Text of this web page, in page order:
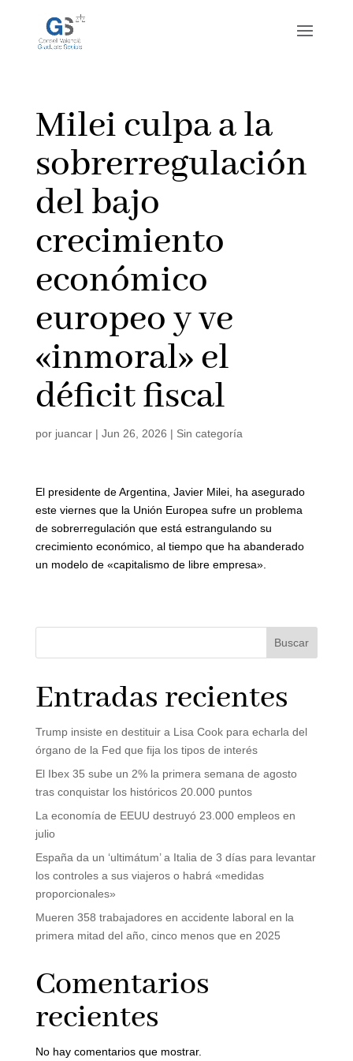
Milei culpa a la
sobrerregulación
del bajo
crecimiento
económico
europeo y ve
«inmoral» el
déficit fiscal
por juancar| Jun 26, 2026 | Sin categoría
El presidente de Argentina, Javier Milei, ha asegurado
este viernes que la Unión Europea sufre un problema
de sobrerregulación que está estrangulando su
crecimiento económico, al tiempo que ha abanderado
un modelo de «capitalismo de libre empresa».
Buscar
Entradas recientes
Trump insiste en destituir a Lisa Cook para echarla del
órgano de la Fed que fija los tipos de interés
El Ibex 35 sube un 2% la primera semana de agosto
tras conquistar los históricos 20.000 puntos
La economía de EEUU destruyó 23.000 empleos en
julio
España da un ‘ultimátum’ a Italia de 3 días para levantar
los controles a sus viajeros o habrá «medidas
proporcionales»
Mueren 358 trabajadores en accidente laboral en la
primera mitad del año, cinco menos que en 2025
Comentarios
recientes
No hay comentarios que mostrar.